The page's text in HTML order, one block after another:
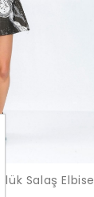
Salaş Elbise